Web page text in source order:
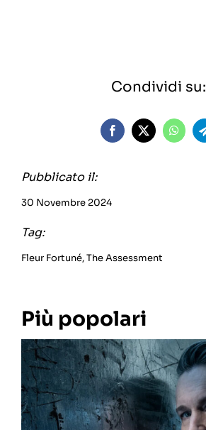
Condividi su:
Pubblicato il:
30 Novembre 2024
Tag:
Fleur Fortuné,The Assessment
Più popolari